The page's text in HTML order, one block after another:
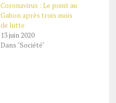
Coronavirus : Le point au
Gabon après trois mois
de lutte
13 juin 2020
Dans "Société"